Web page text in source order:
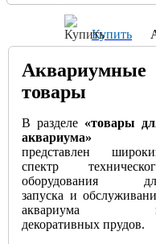
Купить
Аквариумные
товары
В разделе «товары
аквариума»
представлен
спектр
оборудования
запуска и
аквариума
декоративных прудов.